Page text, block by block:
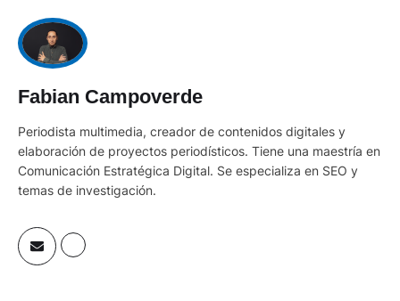
Fabian Campoverde
Periodista multimedia, creador de contenidos digitales y
elaboración de proyectos periodísticos. Tiene una maestría en
Comunicación Estratégica Digital. Se especializa en SEO y
temas de investigación.